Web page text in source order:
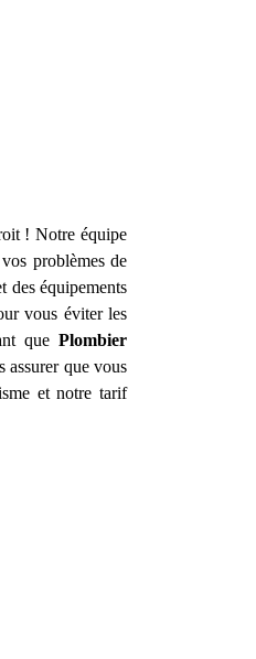
! Notre équipe
problèmes de
des équipements
vous éviter les
que Plombier
assurer que vous
et notre tarif